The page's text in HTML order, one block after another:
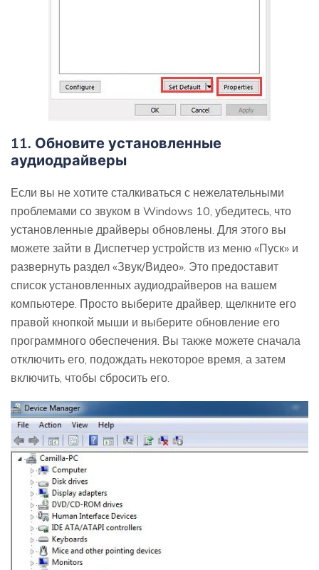
11. Обновите установленные
аудиодрайверы
Если вы не хотите сталкиваться с нежелательными
проблемами со звуком в Windows 10, убедитесь, что
установленные драйверы обновлены. Для этого вы
можете зайти в Диспетчер устройств из меню «Пуск» и
развернуть раздел «Звук/Видео». Это предоставит
список установленных аудиодрайверов на вашем
компьютере. Просто выберите драйвер, щелкните его
правой кнопкой мыши и выберите обновление его
программного обеспечения. Вы также можете сначала
отключить его, подождать некоторое время, а затем
включить, чтобы сбросить его.